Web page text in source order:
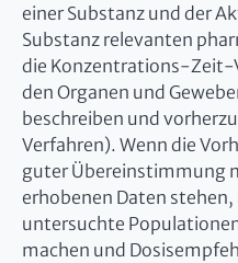
einer Substanz und der
Substanz relevanten
die Konzentrations-Zeit-
den Organen und
beschreiben und
Verfahren). Wenn die
guter Übereinstimmung
erhobenen Daten
untersuchte
machen und